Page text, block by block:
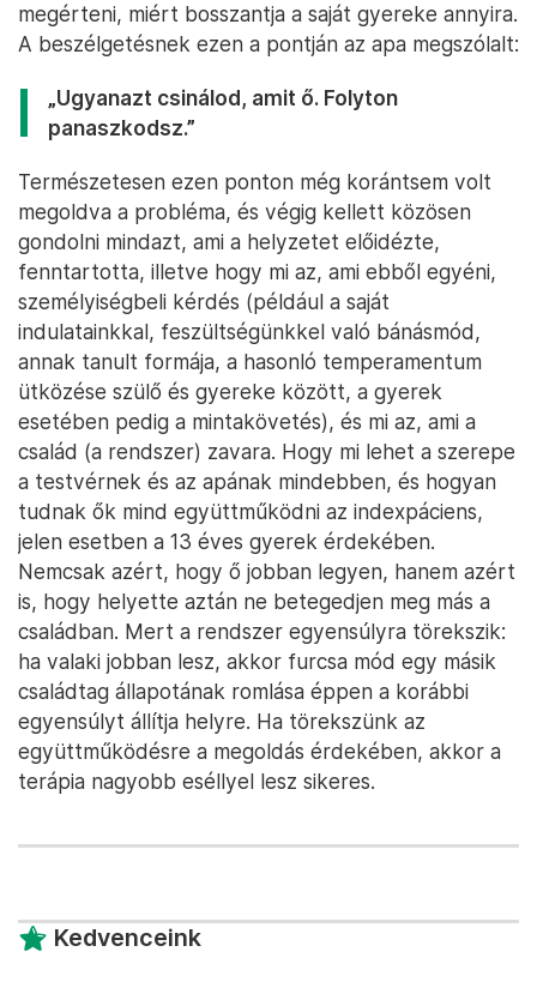
megérteni, miért bosszantja a saját gyereke annyira.
A beszélgetésnek ezen a pontján az apa megszólalt:
„Ugyanazt csinálod, amit ő. Folyton
panaszkodsz.”
Természetesen ezen ponton még korántsem volt
megoldva a probléma, és végig kellett közösen
gondolni mindazt, ami a helyzetet előidézte,
fenntartotta, illetve hogy mi az, ami ebből egyéni,
személyiségbeli kérdés (például a saját
indulatainkkal, feszültségünkkel való bánásmód,
annak tanult formája, a hasonló temperamentum
ütközése szülő és gyereke között, a gyerek
esetében pedig a mintakövetés), és mi az, ami a
család (a rendszer) zavara. Hogy mi lehet a szerepe
a testvérnek és az apának mindebben, és hogyan
tudnak ők mind együttműködni az indexpáciens,
jelen esetben a 13 éves gyerek érdekében.
Nemcsak azért, hogy ő jobban legyen, hanem azért
is, hogy helyette aztán ne betegedjen meg más a
családban. Mert a rendszer egyensúlyra törekszik:
ha valaki jobban lesz, akkor furcsa mód egy másik
családtag állapotának romlása éppen a korábbi
egyensúlyt állítja helyre. Ha törekszünk az
együttműködésre a megoldás érdekében, akkor a
terápia nagyobb eséllyel lesz sikeres.
Kedvenceink